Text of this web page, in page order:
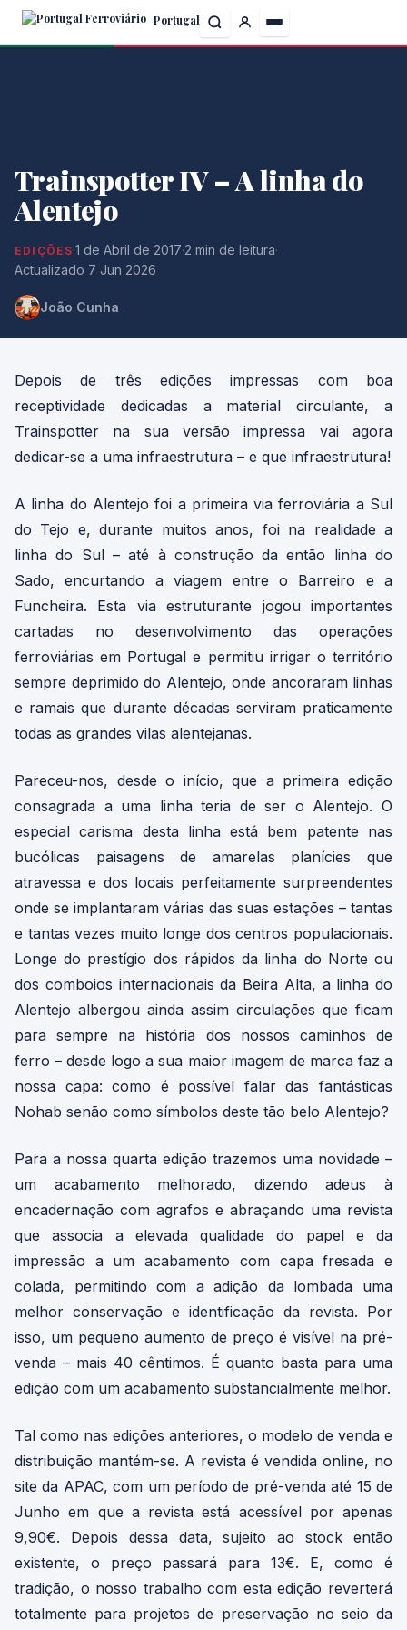
Skip
Portugal
Trainspotter IV – A linha do
Alentejo
EDIÇÕES·1 de Abril de 2017·2 min de leitura·
Actualizado 7 Jun 2026
João Cunha
Depois de três edições impressas com boa
receptividade dedicadas a material circulante, a
Trainspotter na sua versão impressa vai agora
dedicar-se a uma infraestrutura – e que infraestrutura!
A linha do Alentejo foi a primeira via ferroviária a Sul
do Tejo e, durante muitos anos, foi na realidade a
linha do Sul – até à construção da então linha do
Sado, encurtando a viagem entre o Barreiro e a
Funcheira. Esta via estruturante jogou importantes
cartadas no desenvolvimento das operações
ferroviárias em Portugal e permitiu irrigar o território
sempre deprimido do Alentejo, onde ancoraram linhas
e ramais que durante décadas serviram praticamente
todas as grandes vilas alentejanas.
Pareceu-nos, desde o início, que a primeira edição
consagrada a uma linha teria de ser o Alentejo. O
especial carisma desta linha está bem patente nas
bucólicas paisagens de amarelas planícies que
atravessa e dos locais perfeitamente surpreendentes
onde se implantaram várias das suas estações – tantas
e tantas vezes muito longe dos centros populacionais.
Longe do prestígio dos rápidos da linha do Norte ou
dos comboios internacionais da Beira Alta, a linha do
Alentejo albergou ainda assim circulações que ficam
para sempre na história dos nossos caminhos de
ferro – desde logo a sua maior imagem de marca faz a
nossa capa: como é possível falar das fantásticas
Nohab senão como símbolos deste tão belo Alentejo?
Para a nossa quarta edição trazemos uma novidade –
um acabamento melhorado, dizendo adeus à
encadernação com agrafos e abraçando uma revista
que associa a elevada qualidade do papel e da
impressão a um acabamento com capa fresada e
colada, permitindo com a adição da lombada uma
melhor conservação e identificação da revista. Por
isso, um pequeno aumento de preço é visível na pré-
venda – mais 40 cêntimos. É quanto basta para uma
edição com um acabamento substancialmente melhor.
Tal como nas edições anteriores, o modelo de venda e
distribuição mantém-se. A revista é vendida online, no
site da APAC, com um período de pré-venda até 15 de
Junho em que a revista está acessível por apenas
9,90€. Depois dessa data, sujeito ao stock então
existente, o preço passará para 13€. E, como é
tradição, o nosso trabalho com esta edição reverterá
totalmente para projetos de preservação no seio da